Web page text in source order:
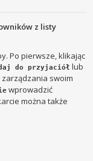
z listy
Po pierwsze, klikając
do przyjaciół lub
swoim
wprowadzić
można także